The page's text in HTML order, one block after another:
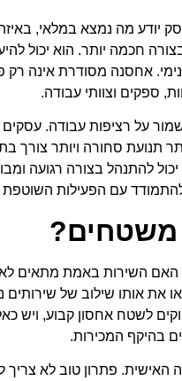
מה נמצא במלאי, באיזה
חכמה יותר. הוא יכול
אחסנה מסודרת אינה רק
ספקים וצוותי עבודה.
על רציפות עבודה.
תנועת סחורה ויותר צורך
להתנהל בצורה רגועה
עם הפעילות
משטחים?
השירות באמת מתאים
את אותו שילוב של שירותים
לשטח אחסון קבוע, ויש
בהיקף המכירות.
פתרון טוב לא